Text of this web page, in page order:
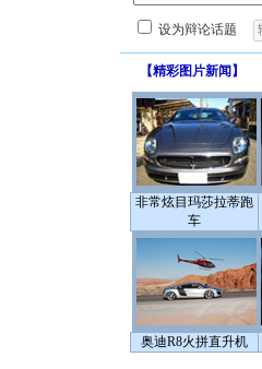
设为辩论话题
【精彩图片新闻 】
非常炫目玛莎拉蒂跑
车
奥迪R8火拼直升机